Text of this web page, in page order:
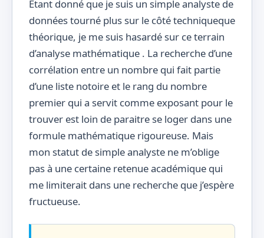
Etant donné que je suis un simple analyste de
données tourné plus sur le côté techniqueque
théorique, je me suis hasardé sur ce terrain
d’analyse mathématique . La recherche d’une
corrélation entre un nombre qui fait partie
d’une liste notoire et le rang du nombre
premier qui a servit comme exposant pour le
trouver est loin de paraitre se loger dans une
formule mathématique rigoureuse. Mais
mon statut de simple analyste ne m’oblige
pas à une certaine retenue académique qui
me limiterait dans une recherche que j’espère
fructueuse.